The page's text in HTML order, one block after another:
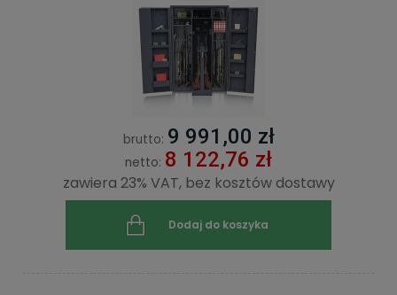
brutto: 9 991,00 zł
netto: 8 122,76 zł
zawiera 23% VAT, bez kosztów dostawy
Dodaj do koszyka